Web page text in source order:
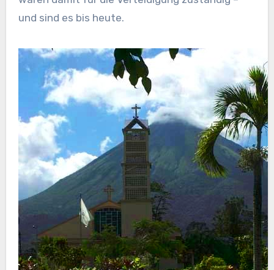
und sind es bis heute.